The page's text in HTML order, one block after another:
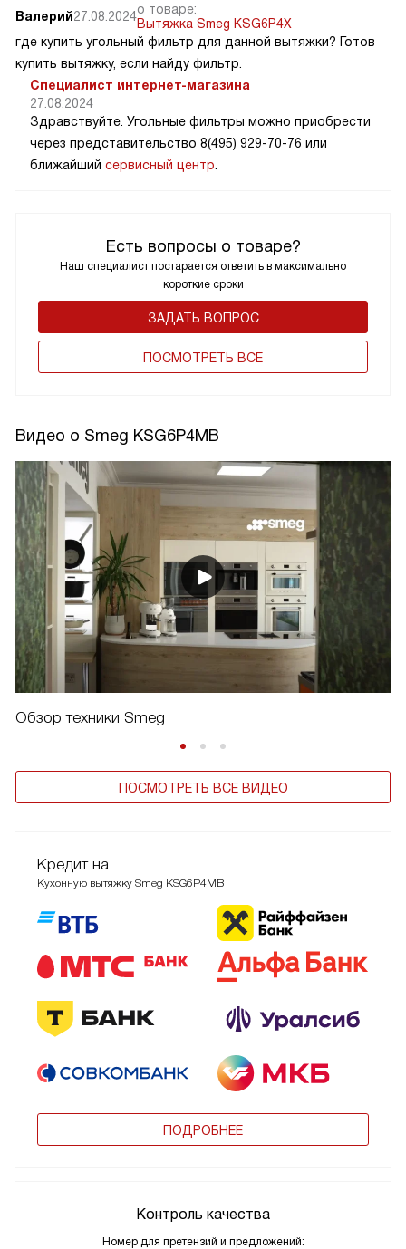
Есть вопросы о товаре?
Наш специалист постарается ответить в максимально
короткие сроки
ЗАДАТЬ ВОПРОС
ПОCМОТРЕТЬ ВСЕ
Валерий27.08.2024о товаре:
Вытяжка Smeg KSG6P4X
где купить угольный фильтр для данной вытяжки? Готов
купить вытяжку, если найду фильтр.
Специалист интернет-магазина
27.08.2024
Здравствуйте. Угольные фильтры можно приобрести
через представительство 8(495) 929-70-76 или
ближайший сервисный центр
Видео о Smeg KSG6P4MB
Обзор техники Smeg
ПОСМОТРЕТЬ ВСЕ ВИДЕО
Кредит на
Кухонную вытяжку Smeg KSG6P4MB
ПОДРОБНЕЕ
Контроль качества
Номер для претензий и предложений: